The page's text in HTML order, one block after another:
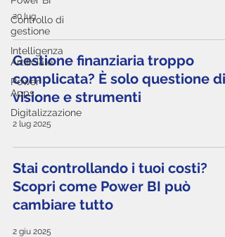
Controllo di
gestione
Intelligenza
Artificiale
Power
Apps
Digitalizzazione
20 lug
Gestione finanziaria troppo
complicata? È solo questione di
visione e strumenti
2 lug 2025
Stai controllando i tuoi costi?
Scopri come Power BI può
cambiare tutto
2 giu 2025